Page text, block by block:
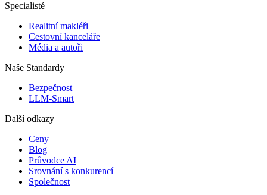
Specialisté
Realitní makléři
Cestovní kanceláře
Média a autoři
Naše Standardy
Bezpečnost
LLM-Smart
Další odkazy
Ceny
Blog
Průvodce AI
Srovnání s konkurencí
Společnost